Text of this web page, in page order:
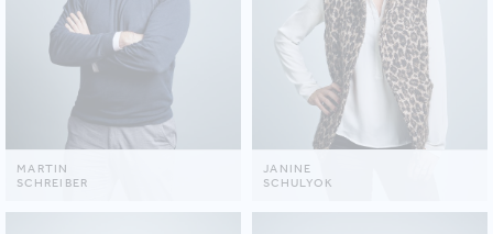
MARTIN
SCHREIBER
JANINE
SCHULYOK